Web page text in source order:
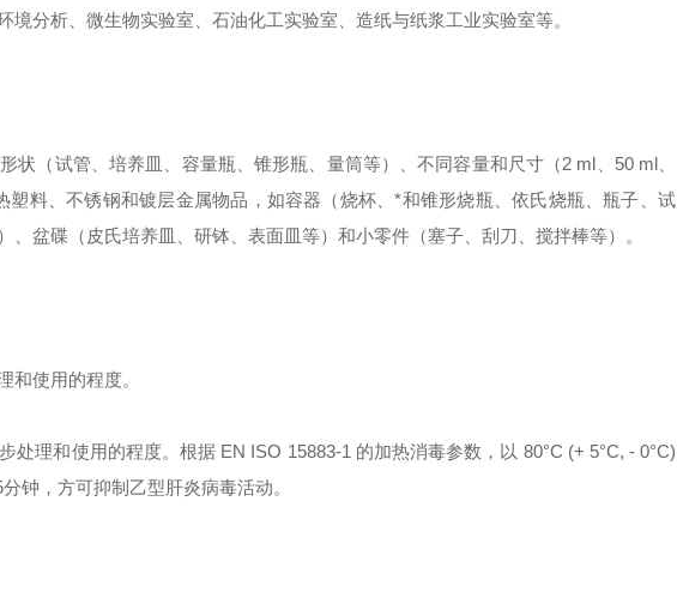
分析、微生物实验室、石油化工实验室、造纸与纸浆工业实验室等。
（试管、培养皿、容量瓶、锥形瓶、量筒等）、不同容量和尺寸（2 ml、50 ml、
料、不锈钢和镀层金属物品，如容器（烧杯、*和锥形烧瓶、依氏烧瓶、瓶子、试
盆碟（皮氏培养皿、研钵、表面皿等）和小零件（塞子、刮刀、搅拌棒等）。
和使用的程度。
理和使用的程度。根据 EN ISO 15883-1 的加热消毒参数，以 80°C (+ 5°C, - 0°C)
钟，方可抑制乙型肝炎病毒活动。